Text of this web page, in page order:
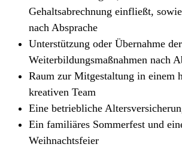
Gehaltsabrechnung einfließt,
nach Absprache
Unterstützung oder Übernahme
Weiterbildungsmaßnahmen nach
Raum zur Mitgestaltung in einem
kreativen Team
Eine betriebliche
Ein familiäres Sommerfest und
Weihnachtsfeier